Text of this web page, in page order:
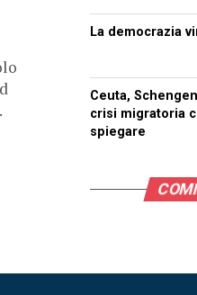
La democrazia
Ceuta,
crisi migratoria
spiegare